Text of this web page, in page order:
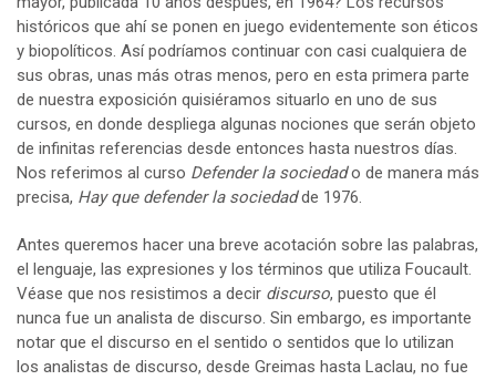
históricos que ahí se ponen en juego evidentemente son éticos
y biopolíticos. Así podríamos continuar con casi cualquiera de
sus obras, unas más otras menos, pero en esta primera parte
de nuestra exposición quisiéramos situarlo en uno de sus
cursos, en donde despliega algunas nociones que serán objeto
de infinitas referencias desde entonces hasta nuestros días.
Nos referimos al curso Defender la sociedado de manera más
precisa, Hay que defender la sociedadde 1976.
Antes queremos hacer una breve acotación sobre las palabras,
el lenguaje, las expresiones y los términos que utiliza Foucault.
Véase que nos resistimos a decir discurso, puesto que él
nunca fue un analista de discurso. Sin embargo, es importante
notar que el discurso en el sentido o sentidos que lo utilizan
los analistas de discurso, desde Greimas hasta Laclau, no fue